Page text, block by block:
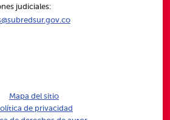
judiciales:
Mapa del sitio
de privacidad